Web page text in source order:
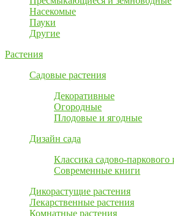
Насекомые
Пауки
Другие
Растения
Садовые растения
Декоративные
Огородные
Плодовые и ягодные
Дизайн сада
Классика садово-паркового
Современные книги
Дикорастущие растения
Лекарственные растения
Комнатные растения